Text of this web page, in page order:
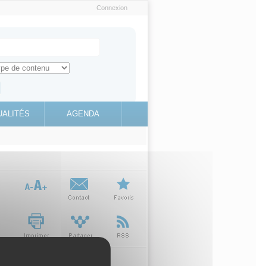
Connexion
toute l'information sur le site education.gouv.fr
AGENDA